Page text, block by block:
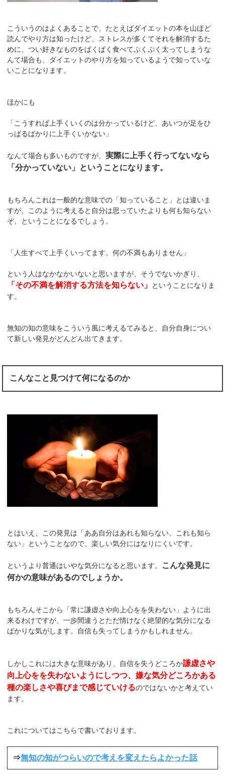
こういうのはよくあることで、たとえばダイエットの本を山ほど
読んでやり方は知ったけど、ストレスが多くてそれを解消するた
めに、つい好きなものをぱくぱく食べてぷくぷく太ってしまうな
んて場合も、ダイエットのやり方を知っているようで知っていな
いことになります。
ほかにも
「こうすれば上手くいくのは分かっているけど、あいつが足をひ
っぱるばかりに上手くいかない」
なんて場合も多いものですが、実際に上手く行ってないなら
「分かっていない」ということになります。
もちろんこれは一般的な意味での「知っていること」とは違いま
すが、このように考えると自分は思っていたよりも何も知らない
ぞ、ということになるでしょう。
「人生すべて上手くいってます。何の不満もありません」
という人はなかなかいないと思いますが、そうでないかぎり、
「その不満を解消する方法を知らない」
ということになりま
す。
無知の知の意味をこういう風に考えるてみると、自分自身につい
て新しい発見がどんどん出てきます。
こんなこと見つけて何になるのか
とはいえ、この発見は「ああ自分はあれも知らない、これも知ら
ない」ということなので、楽しい気分にはなりにくいです。
というより普通はいやな気分になると思います。 こんな発見に
何かの意味があるのでしょうか。
もちろんそこから「常に謙虚さや向上心をを失わない」ように出
来るわけですが、一歩間違うとただ情けなく絶望的な気分になる
ばかりな気がします。自信も失ってしまうかもしれません。
しかしこれには大きな意味があり、自信を失うどころか謙虚さや
向上心をを失わないようにしつつ、嫌な気分どころかある
種の楽しさや喜びまで感じていけるのではないかと考えてい
ます。
これについてはこちらで書いております。
⇒無知の知がつらいので考えを変えたらよかった話